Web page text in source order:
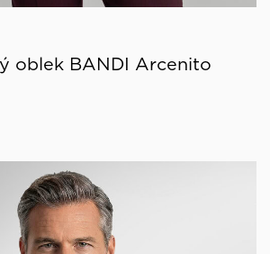
oblek BANDI Arcenito